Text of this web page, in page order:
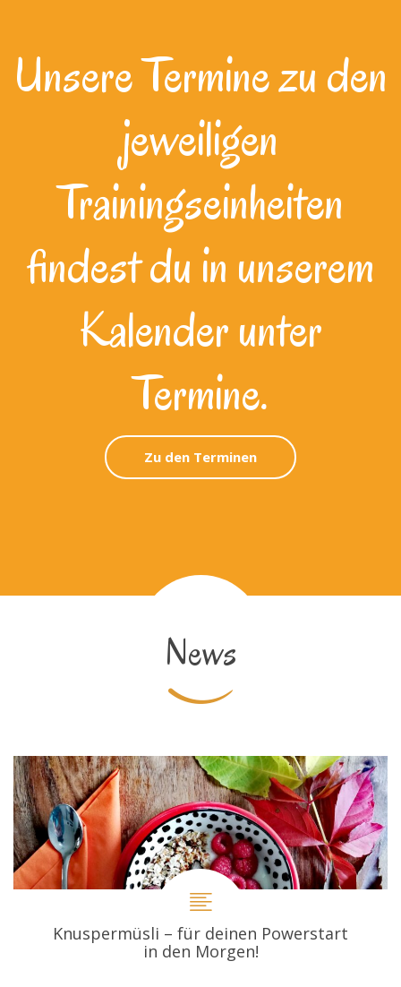
Unsere Termine zu den
jeweiligen
Trainingseinheiten
findest du in unserem
Kalender unter
Termine.
Zu den Terminen
News
Knuspermüsli – für deinen Powerstart
in den Morgen!